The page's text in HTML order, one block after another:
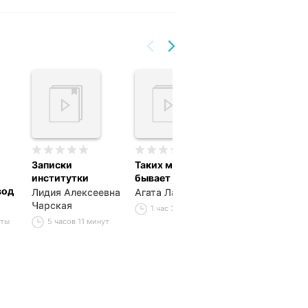
Записки
институтки
Лидия Алексеевна
Чарская
5 часов 11 минут
Таких мужчин не
бывает
Агата Лав
1 час 3 минуты